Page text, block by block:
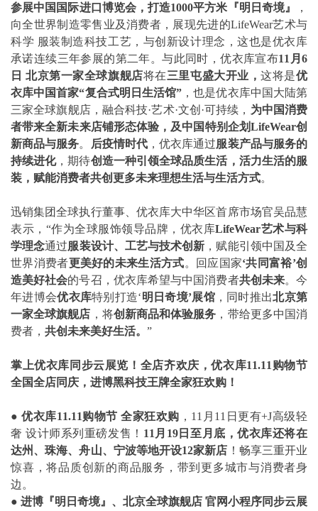
参展中国国际进口博览会，打造1000平方米 『明日奇境』
，
向全世界制造零售业及消费者，展现先进的LifeWear艺术与
科学 服装制造科技工艺，与创新设计理念，这也是优衣库
承诺连续三年参展的第二年。与此同时，优衣库宣布11 月6
日 北京第一家全球旗舰店将在三里屯盛大开业，这将是优
衣库中国首家“复合式明日生活馆” ，也是优衣库中国大陆第
三家全球旗舰店，融合科技·艺术·文创·可持续， 为中国消费
者带来全新未来店铺形态体验，及中国特别企划LifeWear创
新商品与服务。 后疫情时代，优衣库通过 服装产品与服务的
持续进化，期待创造一种引领全球品质生活，活力生活的服
装，赋能消费者共创更多未来理想生活与生活方式。
迅销集团全球执行董事、优衣库大中华区首席市场官吴品慧
表示，“作为全球服饰领导品牌，优衣库LifeWear艺术与科
学理念通过 服装设计、工艺与技术创新 ，赋能引领中国及全
世界消费者更美好的未来生活方式。回应国家‘共同富裕’创
造美好社会的号召，优衣库希望与中国消费者共创未来。今
年进博会优衣库特别打造‘明日奇境’展馆，同时推出北京第
一家全球旗舰店 ，将创新商品和体验服务 ，带给更多中国消
费者， 共创未来美好生活。 ”
掌上优衣库同步云展览！全店齐欢庆，优衣库11.11购物节
全国全店同庆，进博黑科技王牌全家狂欢购！
● 优衣库11.11购物节 全家狂欢购 ，11月11日更有+J高级轻
奢 设计师系列重磅发售！ 11月19日至月底，优衣库还将在
达州、珠海、舟山、宁波等地开设12家新店 ！畅享三重开业
惊喜，将品质创新的商品服务，带到更多城市与消费者身
边。
● 进博『明日奇境』、北京全球旗舰店 官网小程序同步云展